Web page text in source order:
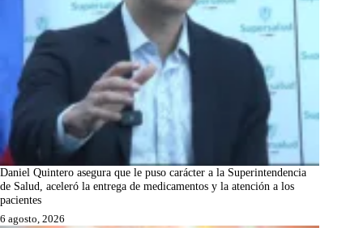
Daniel Quintero asegura que le puso carácter a la Superintendencia
de Salud, aceleró la entrega de medicamentos y la atención a los
pacientes
6 agosto, 2026